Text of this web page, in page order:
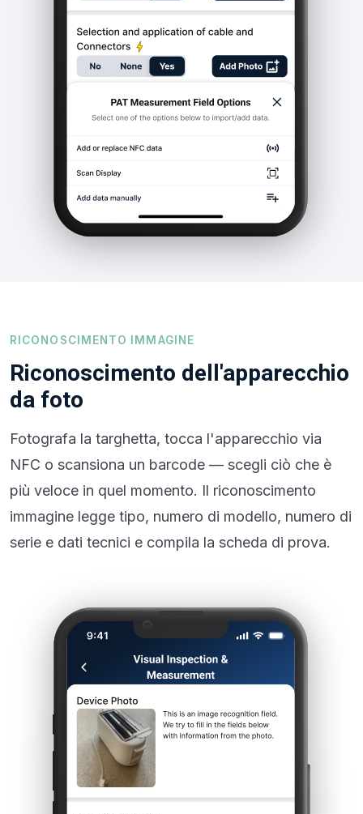
RICONOSCIMENTO IMMAGINE
Riconoscimento dell'apparecchio
da foto
Fotografa la targhetta, tocca l'apparecchio via
NFC o scansiona un barcode — scegli ciò che è
più veloce in quel momento. Il riconoscimento
immagine legge tipo, numero di modello, numero di
serie e dati tecnici e compila la scheda di prova.